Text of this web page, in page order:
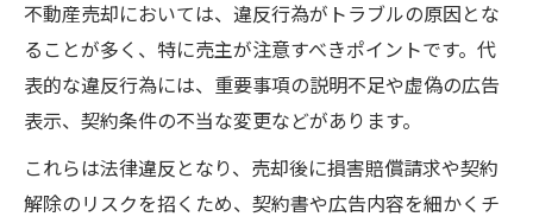
不動産売却においては、違反行為がトラブルの原因とな
ることが多く、特に売主が注意すべきポイントです。代
表的な違反行為には、重要事項の説明不足や虚偽の広告
表示、契約条件の不当な変更などがあります。
これらは法律違反となり、売却後に損害賠償請求や契約
解除のリスクを招くため、契約書や広告内容を細かくチ